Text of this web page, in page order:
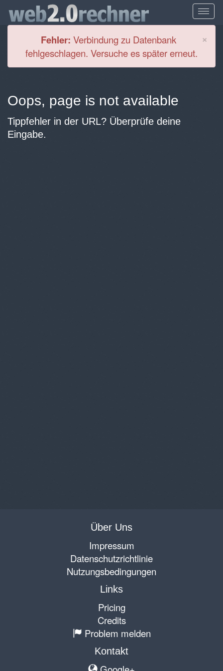
×
Fehler: Verbindung zu Datenbank
fehlgeschlagen. Versuche es später erneut.
Oops, page is not available
Tippfehler in der URL? Überprüfe deine
Eingabe.
Über Uns
Impressum
Datenschutzrichtlinie
Nutzungsbedingungen
Links
Pricing
Credits
Problem melden
Kontakt